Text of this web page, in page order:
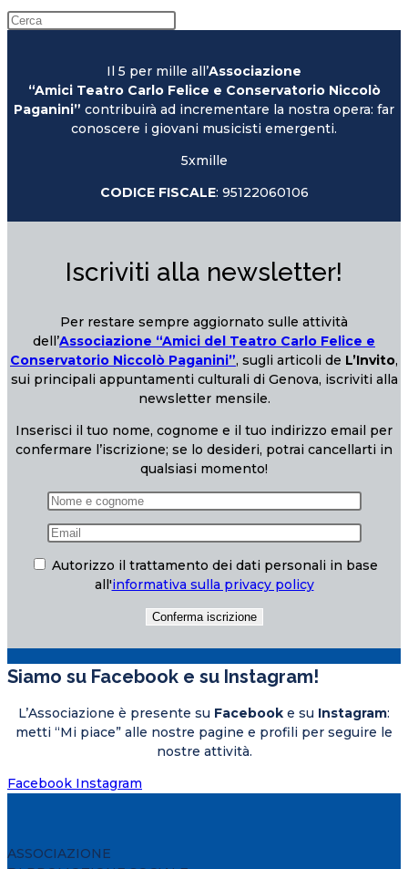
Il 5 per mille all’Associazione
“Amici Teatro Carlo Felice e Conservatorio Niccolò
Paganini” contribuirà ad incrementare la nostra opera: far
conoscere i giovani musicisti emergenti.
5xmille
CODICE FISCALE: 95122060106
Iscriviti alla newsletter!
Per restare sempre aggiornato sulle attività
dell’Associazione “Amici del Teatro Carlo Felice e
Conservatorio Niccolò Paganini”, sugli articoli de L’Invito,
sui principali appuntamenti culturali di Genova, iscriviti alla
newsletter mensile.
Inserisci il tuo nome, cognome e il tuo indirizzo email per
confermare l’iscrizione; se lo desideri, potrai cancellarti in
qualsiasi momento!
Autorizzo il trattamento dei dati personali in base
all'informativa sulla privacy policy
Siamo su Facebook e su Instagram!
L’Associazione è presente su Facebook e su Instagram:
metti “Mi piace” alle nostre pagine e profili per seguire le
nostre attività.
Facebook Instagram
ASSOCIAZIONE